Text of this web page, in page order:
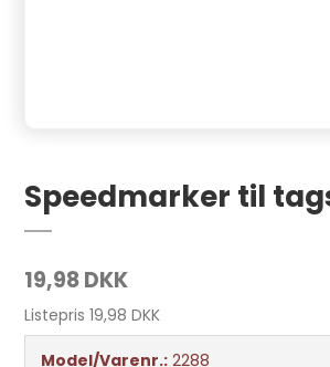
Speedmarker til
19,98 DKK
Listepris 19,98 DKK
Model/Varenr.: 2288